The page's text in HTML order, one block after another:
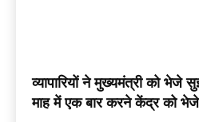
व्यापारियों ने मुख्यमंत्री को भेजे
माह में एक बार करने केंद्र को